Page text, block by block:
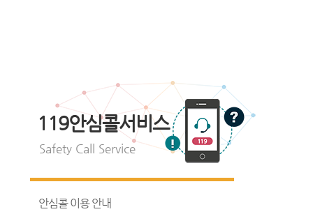
119안심콜서비스
Safety Call Service
안심콜 이용 안내